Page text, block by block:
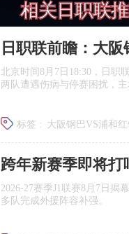
相关日职联
北京时间8月7日18:30，日职
两队遭遇伤病与停赛困扰，
标签 : 大阪钢巴VS浦和红
浦和红钻
跨年新赛季即将
2026‑27赛季J1联赛8月7日揭
多队完成外援阵容补强。